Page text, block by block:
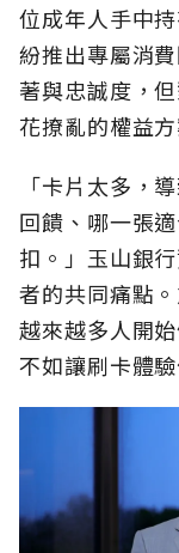
位成年人手中
紛推出專屬消
著與忠誠度，
花撩亂的權益
「卡片太多，
回饋、哪一張
扣。」玉山銀
者的共同痛點
越來越多人開
不如讓刷卡體